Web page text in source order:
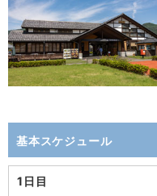
基本スケジュール
1日目